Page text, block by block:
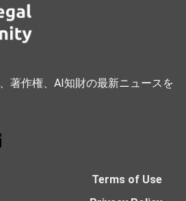
著作権、AI知財の最新ニュースを
Terms of Use